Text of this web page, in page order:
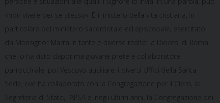
«non vivere per se stesso». È il mistero della vita cristiana, in
particolare del ministero sacerdotale ed episcopale, esercitato
da Monsignor Marra in tante e diverse realtà: la Diocesi di Roma,
che lo ha visto dapprima giovane prete e collaboratore
parrocchiale, poi Vescovo ausiliare; i diversi Uffici della Santa
Sede, ove ha collaborato con la Congregazione per il Clero, la
Segreteria di Stato, l’APSA e, negli ultimi anni, la Congregazione dei